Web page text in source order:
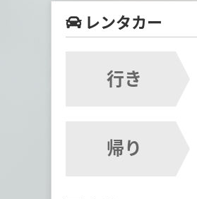
レンタカー
行き
帰り